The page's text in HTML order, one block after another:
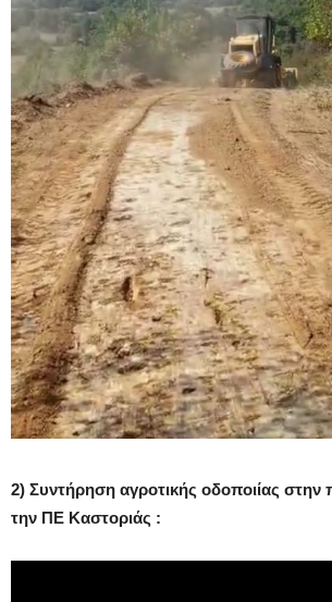
2) Συντήρηση αγροτικής οδοποιίας
την ΠΕ Καστοριάς :